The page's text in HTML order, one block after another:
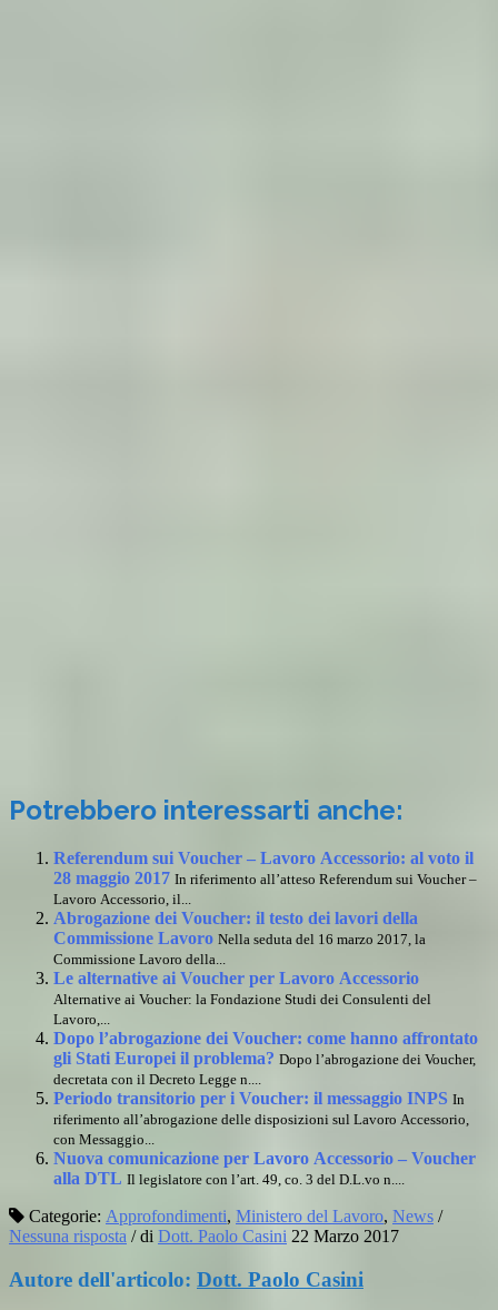
Potrebbero interessarti anche:
Referendum sui Voucher – Lavoro Accessorio: al voto il
28 maggio 2017 In riferimento all’atteso Referendum sui Voucher –
Lavoro Accessorio, il...
Abrogazione dei Voucher: il testo dei lavori della
Commissione Lavoro Nella seduta del 16 marzo 2017, la
Commissione Lavoro della...
Le alternative ai Voucher per Lavoro Accessorio
Alternative ai Voucher: la Fondazione Studi dei Consulenti del
Lavoro,...
Dopo l’abrogazione dei Voucher: come hanno affrontato
gli Stati Europei il problema? Dopo l’abrogazione dei Voucher,
decretata con il Decreto Legge n....
Periodo transitorio per i Voucher: il messaggio INPS In
riferimento all’abrogazione delle disposizioni sul Lavoro Accessorio,
con Messaggio...
Nuova comunicazione per Lavoro Accessorio – Voucher
alla DTL Il legislatore con l’art. 49, co. 3 del D.L.vo n....
Categorie: Approfondimenti, Ministero del Lavoro, News /
Nessuna risposta /di Dott. Paolo Casini 22 Marzo 2017
Autore dell'articolo: Dott. Paolo Casini